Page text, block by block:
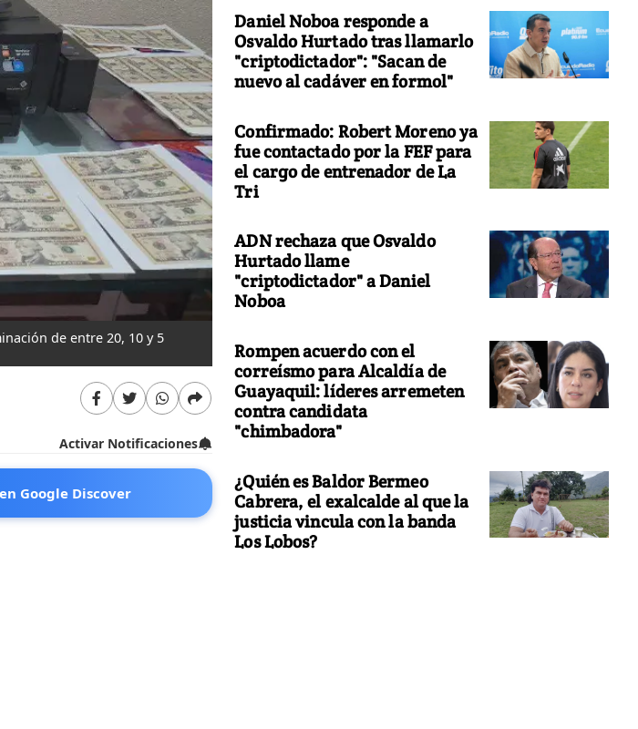
de entre 20, 10 y 5
Activar Notificaciones
Google Discover
Daniel Noboa responde a
Osvaldo Hurtado tras llamarlo
"criptodictador": "Sacan de
nuevo al cadáver en formol"
Confirmado: Robert Moreno ya
fue contactado por la FEF para
el cargo de entrenador de La
Tri
ADN rechaza que Osvaldo
Hurtado llame
"criptodictador" a Daniel
Noboa
Rompen acuerdo con el
correísmo para Alcaldía de
Guayaquil: líderes arremeten
contra candidata
"chimbadora"
¿Quién es Baldor Bermeo
Cabrera, el exalcalde al que la
justicia vincula con la banda
Los Lobos?